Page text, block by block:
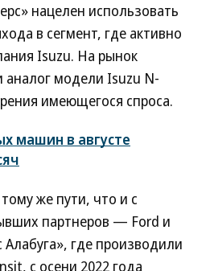
нацелен использовать
в сегмент, где активно
Isuzu. На рынок
аналог модели Isuzu N-
имеющегося спроса.
машин в августе
же пути, что и с
партнеров — Ford и
Алабуга», где производили
с осени 2022 года